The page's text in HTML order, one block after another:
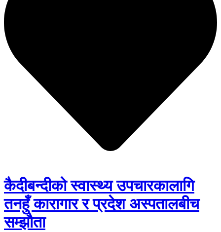
कैदीबन्दीको स्वास्थ्य उपचारकालागि
तनहुँ कारागार र प्रदेश अस्पतालबीच
सम्झौता